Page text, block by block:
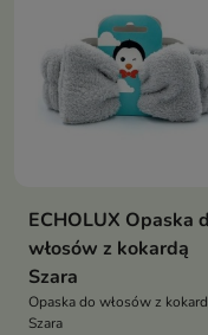
ECHOLUX Opaska
włosów z kokardą
Szara
Opaska do włosów z
Szara